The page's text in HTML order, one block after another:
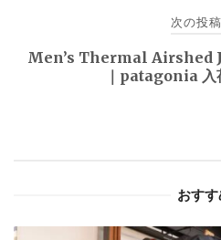
ゲ
次の投稿
Men’s Thermal Airshed
｜patagonia 入
おすす